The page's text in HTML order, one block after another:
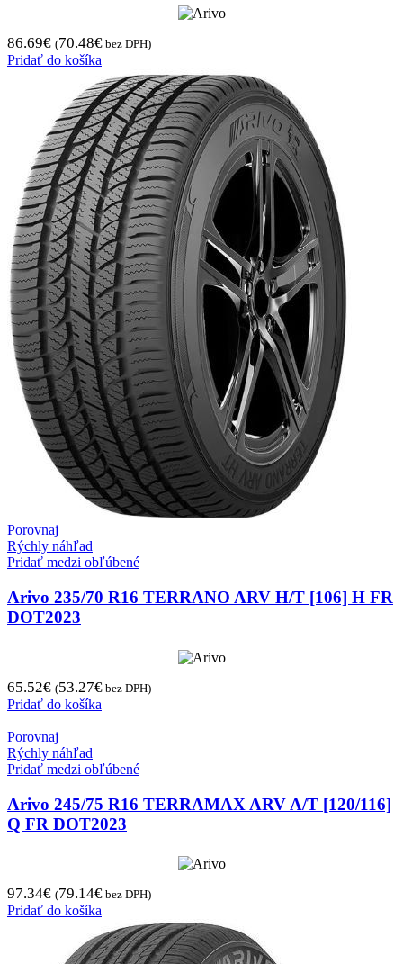
86.69€ (70.48€ bez DPH)
Pridať do košíka
Porovnaj
Rýchly náhľad
Pridať medzi obľúbené
Arivo 235/70 R16 TERRANO ARV H/T [106] H FR
DOT2023
65.52€ (53.27€ bez DPH)
Pridať do košíka
Porovnaj
Rýchly náhľad
Pridať medzi obľúbené
Arivo 245/75 R16 TERRAMAX ARV A/T [120/116]
Q FR DOT2023
97.34€ (79.14€ bez DPH)
Pridať do košíka